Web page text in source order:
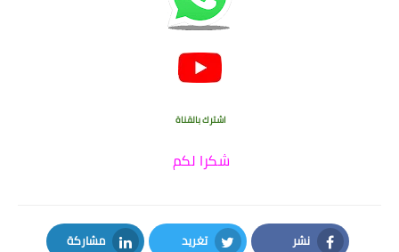
اشترك بالقناة
شكرا لكم
نشر تغريد مشاركة